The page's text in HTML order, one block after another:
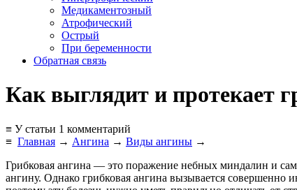
Медикаментозный
Атрофический
Острый
При беременности
Обратная связь
Как выглядит и протекает
≡ У статьи 1 комментарий
≡ Главная → Ангина → Виды ангины →
Грибковая ангина — это поражение небных миндалин и
ангину. Однако грибковая ангина вызывается